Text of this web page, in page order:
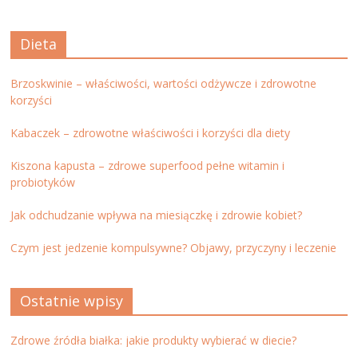
Dieta
Brzoskwinie – właściwości, wartości odżywcze i zdrowotne
korzyści
Kabaczek – zdrowotne właściwości i korzyści dla diety
Kiszona kapusta – zdrowe superfood pełne witamin i
probiotyków
Jak odchudzanie wpływa na miesiączkę i zdrowie kobiet?
Czym jest jedzenie kompulsywne? Objawy, przyczyny i leczenie
Ostatnie wpisy
Zdrowe źródła białka: jakie produkty wybierać w diecie?